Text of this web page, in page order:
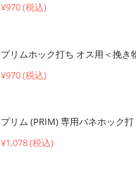
¥970 (税込)
プリムホック打ち オス用＜挽き
¥970 (税込)
プリム (PRIM) 専用バネホック
¥1,078 (税込)